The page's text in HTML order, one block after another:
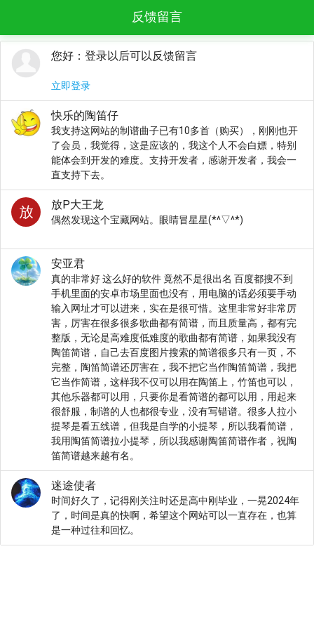
反馈留言
您好：登录以后可以反馈留言
立即登录
快乐的陶笛仔
我支持这网站的制谱曲子已有10多首（购买），刚刚也开
了会员，我觉得，这是应该的，我这个人不会白嫖，特别
能体会到开发的难度。支持开发者，感谢开发者，我会一
直支持下去。
放P大王龙
偶然发现这个宝藏网站。眼睛冒星星(*^▽^*)
安亚君
真的非常好 这么好的软件 竟然不是很出名 百度都搜不到
手机里面的安卓市场里面也没有，用电脑的话必须要手动
输入网址才可以进来，实在是很可惜。这里非常好非常厉
害，厉害在很多很多歌曲都有简谱，而且质量高，都有完
整版，无论是高难度低难度的歌曲都有简谱，如果我没有
陶笛简谱，自己去百度图片搜索的简谱很多只有一页，不
完整，陶笛简谱还厉害在，我不把它当作陶笛简谱，我把
它当作简谱，这样我不仅可以用在陶笛上，竹笛也可以，
其他乐器都可以用，只要你是看简谱的都可以用，用起来
很舒服，制谱的人也都很专业，没有写错谱。很多人拉小
提琴是看五线谱，但我是自学的小提琴，所以我看简谱，
我用陶笛简谱拉小提琴，所以我感谢陶笛简谱作者，祝陶
笛简谱越来越有名。
迷途使者
时间好久了，记得刚关注时还是高中刚毕业，一晃2024年
了，时间是真的快啊，希望这个网站可以一直存在，也算
是一种过往和回忆。